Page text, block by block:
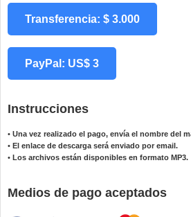
Transferencia: $ 3.000
PayPal: US$ 3
Instrucciones
• Una vez realizado el pago, envía el nombre del
• El enlace de descarga será enviado por email.
• Los archivos están disponibles en formato MP3.
Medios de pago aceptados